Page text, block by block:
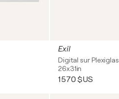
Exil
Digital sur Plexiglas
26x31in
1 570 $US